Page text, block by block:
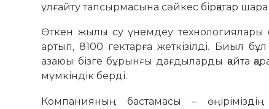
ұлғайту тапсырмасына сәйкес бірқатар шара
Өткен жылы су үнемдеу технологиялары
артып, 8100 гектарға жеткізілді. Биыл
азаюы бізге бұрынғы дағдыларды қайта
мүмкіндік берді.
Компанияның бастамасы – өңіріміздің